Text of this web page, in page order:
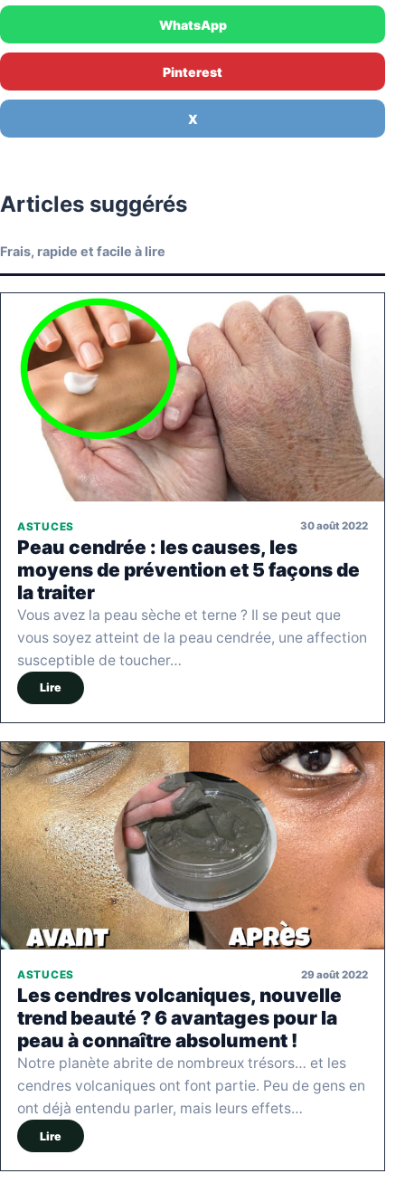
WhatsApp
Pinterest
X
Articles suggérés
Frais, rapide et facile à lire
ASTUCES 30 août 2022
Peau cendrée : les causes, les
moyens de prévention et 5 façons de
la traiter
Vous avez la peau sèche et terne ? Il se peut que
vous soyez atteint de la peau cendrée, une affection
susceptible de toucher…
Lire
ASTUCES 29 août 2022
Les cendres volcaniques, nouvelle
trend beauté ? 6 avantages pour la
peau à connaître absolument !
Notre planète abrite de nombreux trésors… et les
cendres volcaniques ont font partie. Peu de gens en
ont déjà entendu parler, mais leurs effets…
Lire